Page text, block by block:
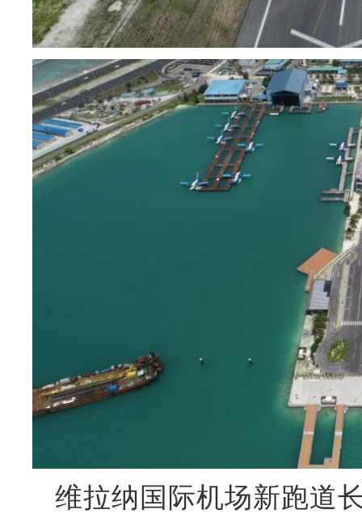
维拉纳国际机场新跑道